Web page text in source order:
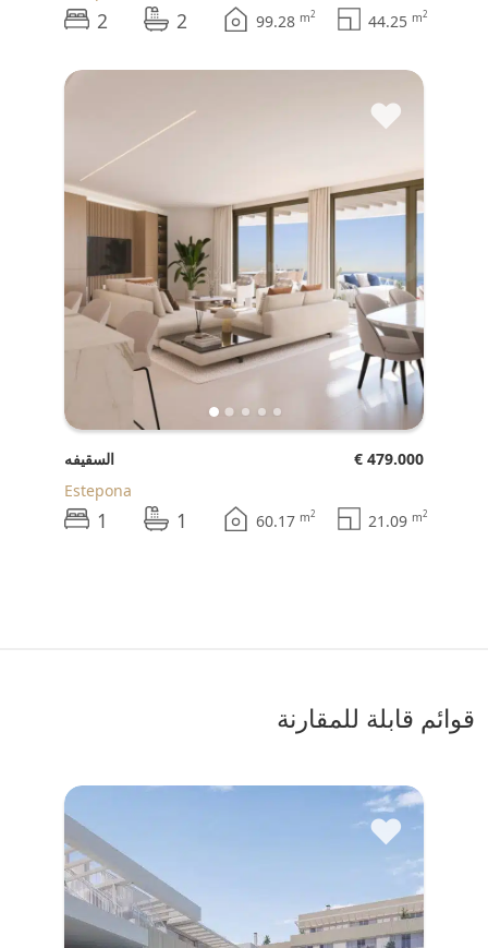
2 2 99.28 m2 44.25 m2
♥
السقيفه
€ 479.000
Estepona
1 1 60.17 m2 21.09 m2
قوائم قابلة للمقارنة
♥